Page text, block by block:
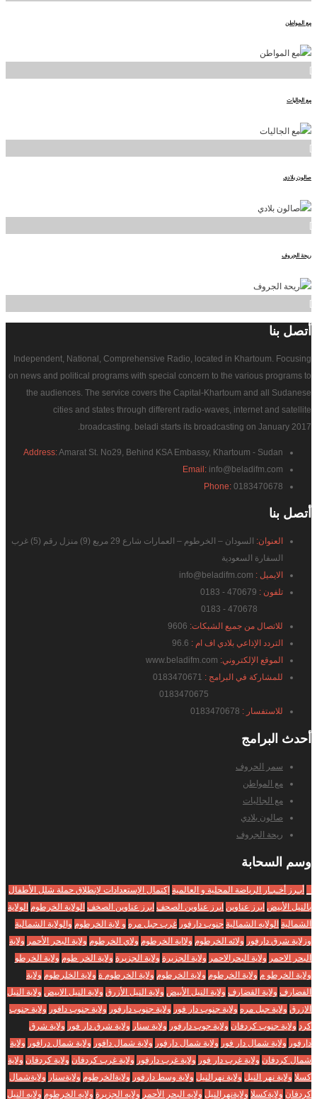
مع المواطن
]
مع الجاليات
]
صالون بلادي
]
ريحة الجروف
]
أتصل بنا
Independent, National, Comprehensive Radio, located in Khartoum. Focusing
on news and political programs with special concern to the various programs to
the audiences. The service covers the Capital-Khartoum and all Sudanese
cities and states through different radio-waves, internet and satellite
broadcasting. beladi starts its broadcasting on January 2017.
Address:Amarat St. No29, Behind KSA Embassy, Khartoum - Sudan
Email: info@beladifm.com
Phone: 0183470678
أتصل بنا
العنوان:
السودان – الخرطوم – العمارات شارع 29 مربع (9) منزل رقم (5) غرب
السفارة السعودية
الايميل :
تلفون :
للاتصال من جميع الشبكات:
التردد الإذاعي بلادي اف ام :
الموقع الإلكتروني:
للمشاركة في البرامج :
للاستفسار :
أحدث البرامج
سمر الحروف
مع المواطن
مع الجاليات
صالون بلادي
ريحة الجروف
وسم السحابة
أبـرز أخـبـار الرياضة المحلية و العالمية إكتمال الإستعدادات لإنطلاق حملة شلل الأطفال
بالنيل الأبيض ابرز عناوين ابرز عناوين الصحف ابرز عناوين الصخف الولاية الخرطوم الولاية
الشمالية الولايه الشمالية جنوب دارفور غرب جبل مره و لاية الخرطوم والولاية الشمالية
وزلاية شرق دارفور ولائه الخرطوم ولااية الخرطوم ولاي الخرطوم ولاية البحر الأحمر ولاية
البحر الاحمر ولاية البحرالاحمر ولاية الجزبرة ولاية الجزيرة ولاية الخر طوم ولاية الخرطو
ولاية الخرطو م ولاية الخرطوم ولاية الخرطوم ولاية الخرطوم ة ولاية الخلرطوم ولاية
الفضارف ولاية القضارف ولاية النيل الأبيض ولاية النيل الأزرق ولاية النيل الابيض ولاية النيل
الازرق ولاية جبل مره ولاية جنوب دار فور ولاية جنوب دارفور ولاية جنوب دافور ولاية جنوب
كرد ولاية جنوب كردفان ولاية جوب دارفور ولاية سنار ولاية شرق دار فور ولاية شرق
دارفور ولاية شمال دار فور ولاية شمال دارفور ولاية شمال دافور ولاية شمال درافور ولاية
شمال كردفان ولاية غرب دار فور ولاية غرب دارفور ولاية غرب كردفان ولاية كردفان ولاية
كسلا ولاية نهر النيل ولاية نهرالنيل ولاية وسط دارفور ولايةالخرطوم ولايةسنار ولايةشمال
كردفان ولايةكسلا ولايةنهرالنيل ولايه البحر الأحمر ولايه الجزيرة ولايه الخرطوم ولايه النيل